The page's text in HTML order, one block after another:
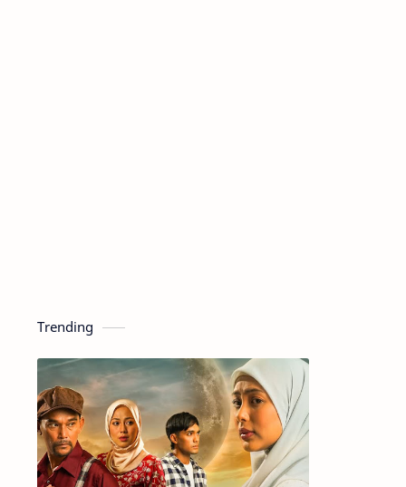
Trending